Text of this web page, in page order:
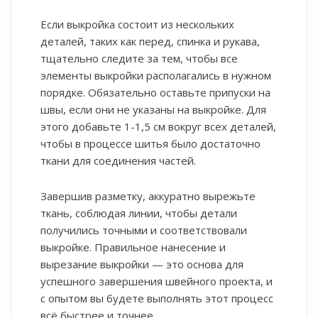
Если выкройка состоит из нескольких
деталей, таких как перед, спинка и рукава,
тщательно следите за тем, чтобы все
элементы выкройки располагались в нужном
порядке. Обязательно оставьте припуски на
швы, если они не указаны на выкройке. Для
этого добавьте 1-1,5 см вокруг всех деталей,
чтобы в процессе шитья было достаточно
ткани для соединения частей.
Завершив разметку, аккуратно вырежьте
ткань, соблюдая линии, чтобы детали
получились точными и соответствовали
выкройке. Правильное нанесение и
вырезание выкройки — это основа для
успешного завершения швейного проекта, и
с опытом вы будете выполнять этот процесс